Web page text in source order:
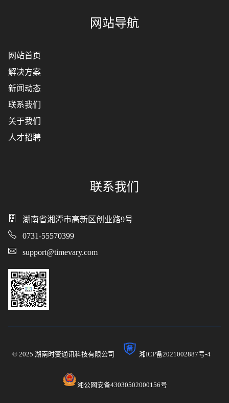
网站导航
网站首页
解决方案
新闻动态
联系我们
关于我们
人才招聘
联系我们
湖南省湘潭市高新区创业路9号
0731-55570399
support@timevary.com
© 2025 湖南时变通讯科技有限公司 湘ICP备2021002887号-4
湘公网安备43030502000156号